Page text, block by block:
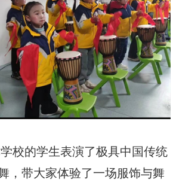
校的学生表演了极具中国传统
，带大家体验了一场服饰与舞